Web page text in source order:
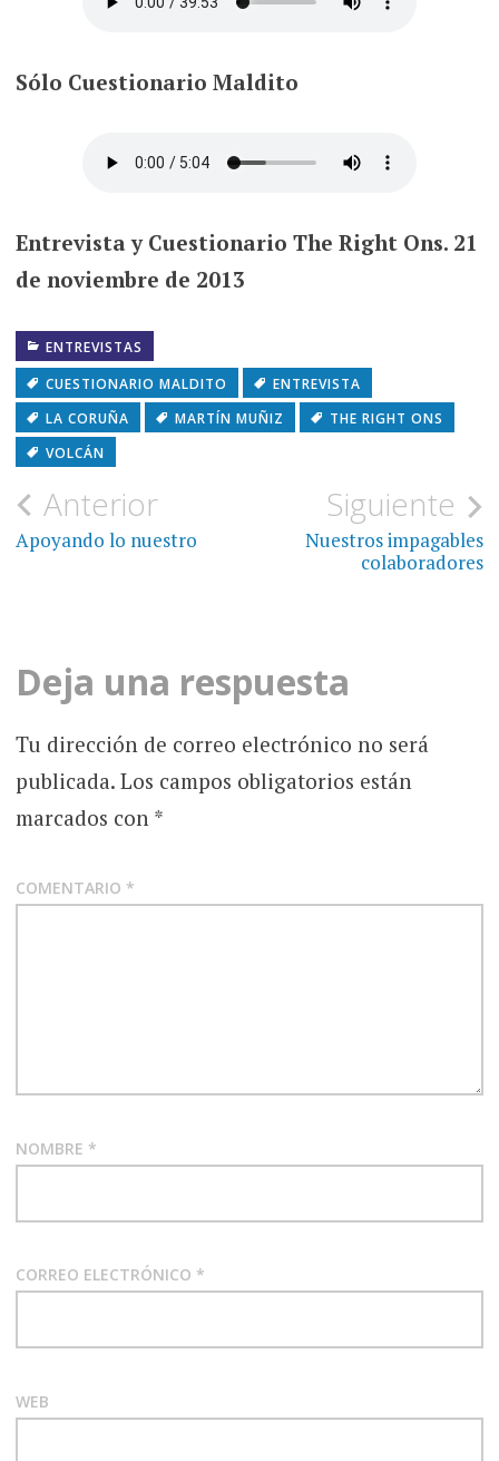
Sólo Cuestionario Maldito
Entrevista y Cuestionario The Right Ons. 21
de noviembre de 2013
ENTREVISTAS
CUESTIONARIO MALDITO
ENTREVISTA
LA CORUÑA
MARTÍN MUÑIZ
THE RIGHT ONS
VOLCÁN
Navegación
de
Anterior
Apoyando lo nuestro
Siguiente
Nuestros impagables
colaboradores
Deja una respuesta
Tu dirección de correo electrónico no será
publicada. Los campos obligatorios están
marcados con *
COMENTARIO *
NOMBRE *
CORREO ELECTRÓNICO *
WEB